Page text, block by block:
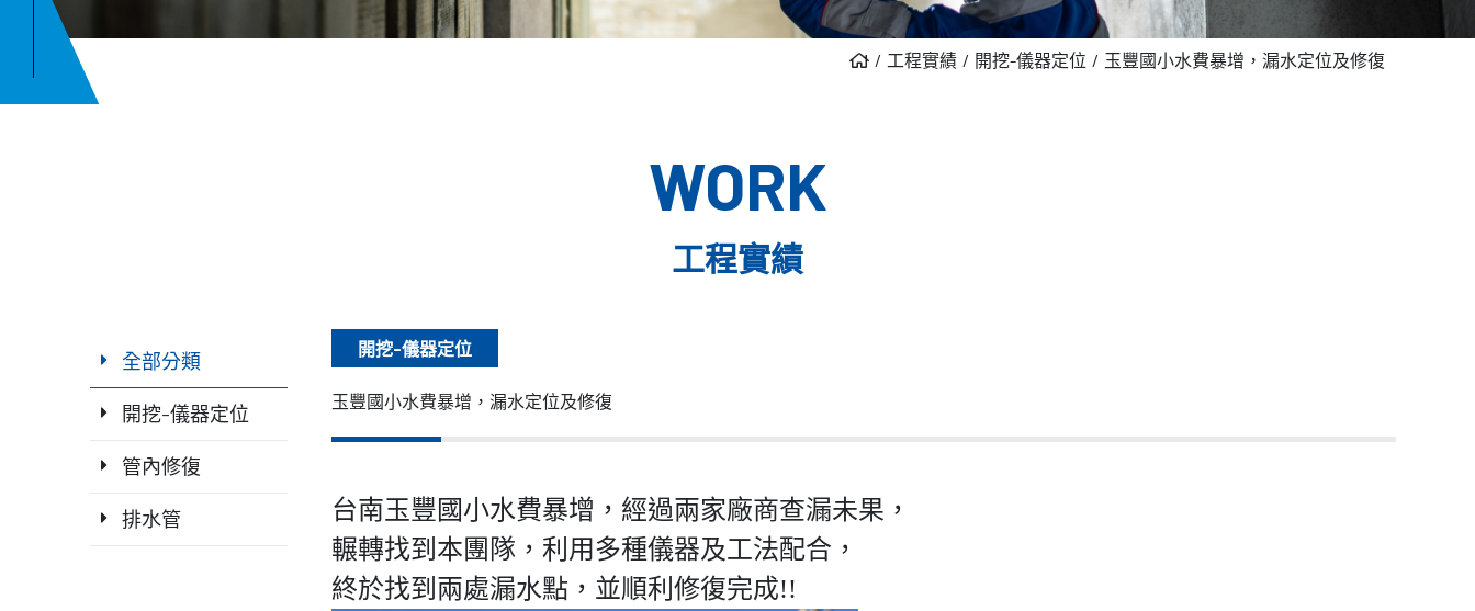
工程實績 開挖-儀器定位 玉豐國小水費暴增，漏水定位及修復
WORK
工程實績
全部分類
開挖-儀器定位
管內修復
排水管
開挖-儀器定位
玉豐國小水費暴增，漏水定位及修復
台南玉豐國小水費暴增，經過兩家廠商查漏未果，
輾轉找到本團隊，利用多種儀器及工法配合，
終於找到兩處漏水點，並順利修復完成!!